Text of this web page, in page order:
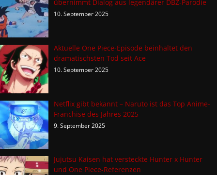
übernimmt Dialog aus legendärer DBZ-Parodie
10. September 2025
Aktuelle One Piece-Episode beinhaltet den
dramatischsten Tod seit Ace
10. September 2025
Netflix gibt bekannt – Naruto ist das Top Anime-
Franchise des Jahres 2025
9. September 2025
Jujutsu Kaisen hat versteckte Hunter x Hunter
und One Piece-Referenzen